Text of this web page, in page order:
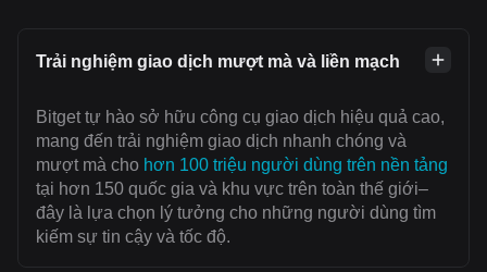
Trải nghiệm giao dịch mượt mà và liền mạch
Bitget tự hào sở hữu công cụ giao dịch hiệu quả cao,
mang đến trải nghiệm giao dịch nhanh chóng và
mượt mà cho hơn 100 triệu người dùng trên nền tảng
tại hơn 150 quốc gia và khu vực trên toàn thế giới–
đây là lựa chọn lý tưởng cho những người dùng tìm
kiếm sự tin cậy và tốc độ.